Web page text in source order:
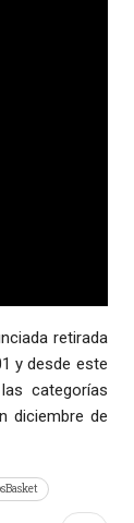
retirada
y desde este
categorías
diciembre de